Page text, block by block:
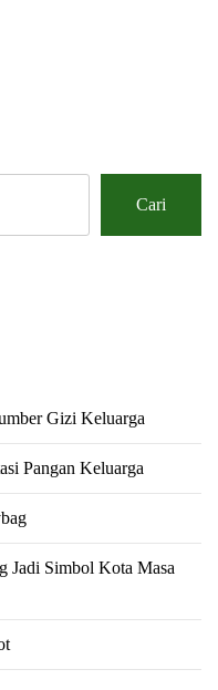
Cari
Gizi Keluarga
Pangan Keluarga
Jadi Simbol Kota Masa